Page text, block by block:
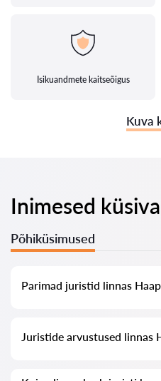
Isikuandmete kaitseõigus
Kuva
Inimesed
Põhiküsimused
Parimad juristid linnas
Haapsalu koos täieliku infoga:
Juristide arvustused linnas